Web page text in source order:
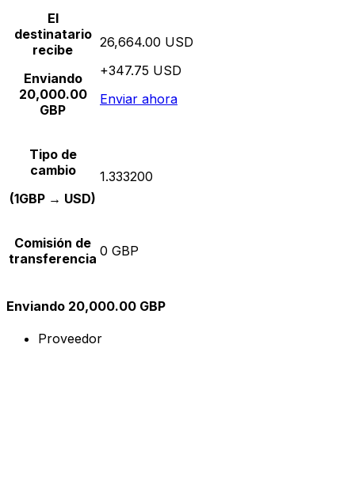
El
destinatario
recibe
Enviando
20,000.00
GBP
26,664.00 USD
+347.75 USD
Enviar ahora
Tipo de
cambio
(1GBP → USD)
1.333200
Comisión de
transferencia 0 GBP
Enviando 20,000.00 GBP
Proveedor